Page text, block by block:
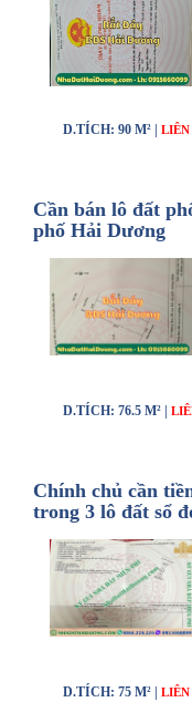
D.TÍCH: 90 M² | LIÊN
Cần bán lô đất
phố Hải Dương
D.TÍCH: 76.5 M² |
Chính chủ cần
trong 3 lô đất sổ
D.TÍCH: 75 M² | LIÊN